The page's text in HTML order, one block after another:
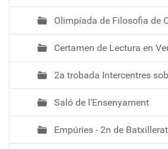
Olimpíada de Filosofia de
Certamen de Lectura en
2a trobada Intercentres
Saló de l’Ensenyament
Empúries - 2n de